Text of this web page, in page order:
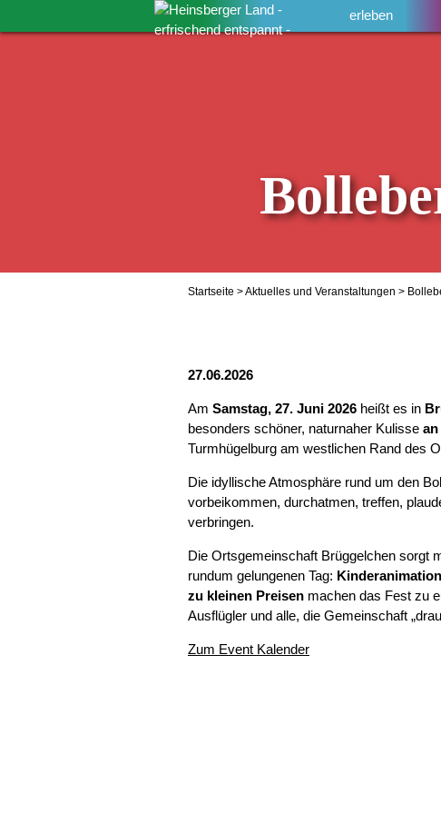
erleben
Startseite >Aktuelles und Veranstaltungen >
27.06.2026
Am Samstag, 27. Juni 2026 heißt es in
besonders schöner, naturnaher Kulisse
Turmhügelburg am westlichen Rand des
Die idyllische Atmosphäre rund um den
vorbeikommen, durchatmen, treffen,
verbringen.
Die Ortsgemeinschaft Brüggelchen sorgt
rundum gelungenen Tag: Kinderanimation
zu kleinen Preisen machen das Fest zu
Ausflügler und alle, die Gemeinschaft
Zum Event Kalender